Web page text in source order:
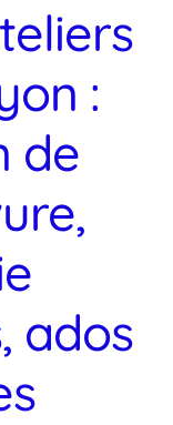
de papeterie
Tampons
A propos
:
de
ados